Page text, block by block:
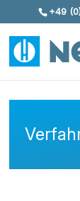
Skip To+49